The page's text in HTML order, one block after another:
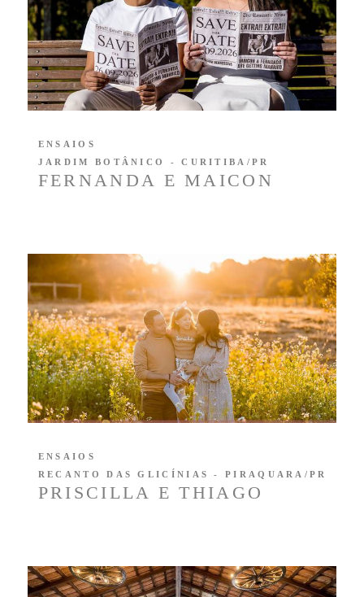
FERNANDA E MAICON
ENSAIOS
JARDIM BOTÂNICO - CURITIBA/PR
PRISCILLA E THIAGO
ENSAIOS
RECANTO DAS GLICÍNIAS - PIRAQUARA/PR